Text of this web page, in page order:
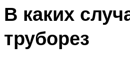
В каких
труборез